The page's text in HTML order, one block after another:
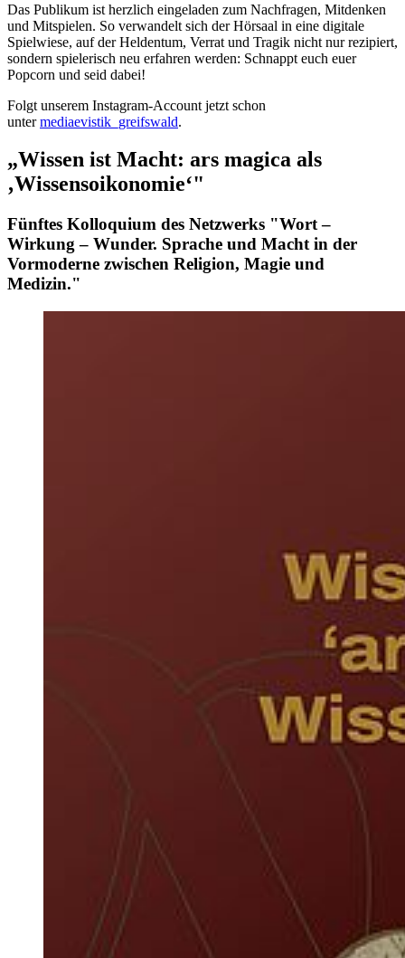
Das Publikum ist herzlich eingeladen zum Nachfragen, Mitdenken
und Mitspielen. So verwandelt sich der Hörsaal in eine digitale
Spielwiese, auf der Heldentum, Verrat und Tragik nicht nur rezipiert,
sondern spielerisch neu erfahren werden: Schnappt euch euer
Popcorn und seid dabei!
Folgt unserem Instagram-Account jetzt schon
untermediaevistik_greifswald.
„Wissen ist Macht: ars magica als
‚Wissensoikonomie‘"
Fünftes Kolloquium des Netzwerks "Wort –
Wirkung – Wunder. Sprache und Macht in der
Vormoderne zwischen Religion, Magie und
Medizin."